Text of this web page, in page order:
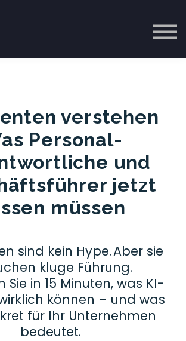
verstehen
Personal-
und
jetzt
müssen
sind kein Hype. Aber sie
kluge Führung.
Sie in 15 Minuten, was KI-
können – und was
für Ihr Unternehmen
bedeutet.